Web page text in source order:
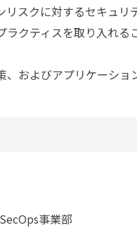
スクに対するセキュリ
クティスを取り入れる
およびアプリケーシ
事業部